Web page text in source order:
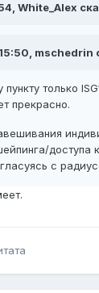
White_Alex
mschedrin
только
прекрасно.
доступа
с